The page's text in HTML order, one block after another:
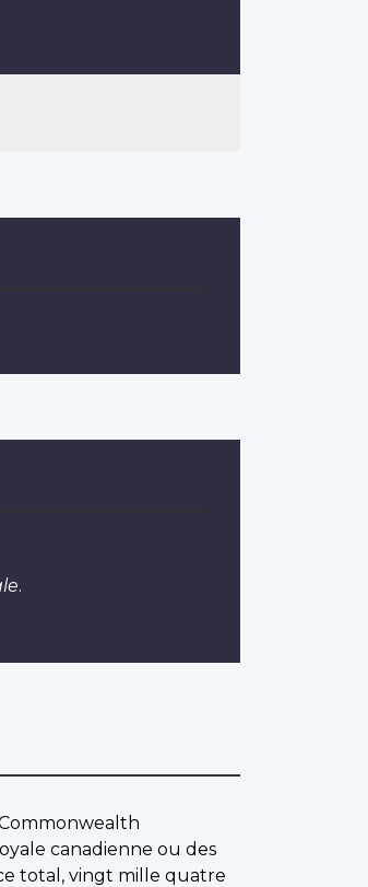
.
canadienne ou des
total, vingt mille quatre